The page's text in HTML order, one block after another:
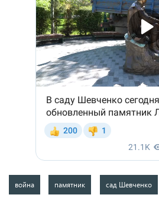
война памятник сад Шевченко